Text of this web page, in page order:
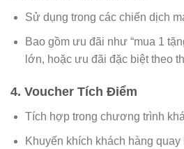
Sử dụng trong các chiến dịch
Bao gồm ưu đãi như “mua 1
lớn, hoặc ưu đãi đặc biệt theo
4. Voucher Tích Điểm
Tích hợp trong chương trình
Khuyến khích khách hàng